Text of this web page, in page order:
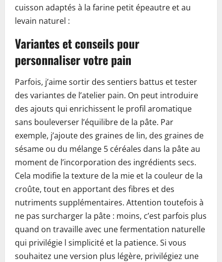
cuisson adaptés à la farine petit épeautre et au
levain naturel :
Variantes et conseils pour
personnaliser votre pain
Parfois, j’aime sortir des sentiers battus et tester
des variantes de l’atelier pain. On peut introduire
des ajouts qui enrichissent le profil aromatique
sans bouleverser l’équilibre de la pâte. Par
exemple, j’ajoute des graines de lin, des graines de
sésame ou du mélange 5 céréales dans la pâte au
moment de l’incorporation des ingrédients secs.
Cela modifie la texture de la mie et la couleur de la
croûte, tout en apportant des fibres et des
nutriments supplémentaires. Attention toutefois à
ne pas surcharger la pâte : moins, c’est parfois plus
quand on travaille avec une fermentation naturelle
qui privilégie l simplicité et la patience. Si vous
souhaitez une version plus légère, privilégiez une